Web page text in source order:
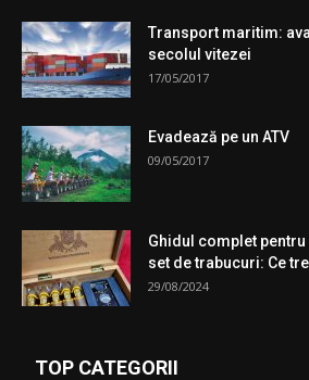
Transport maritim:
secolul vitezei
17/05/2017
Evadează pe un ATV
09/05/2017
Ghidul complet
set de trabucuri: Ce
29/08/2024
TOP CATEGORII